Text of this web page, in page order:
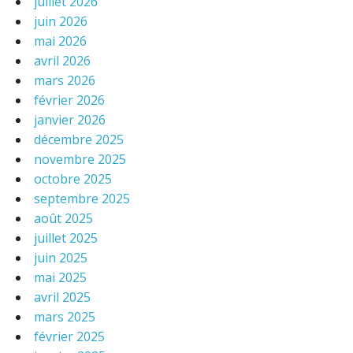
juin 2026
mai 2026
avril 2026
mars 2026
février 2026
janvier 2026
décembre 2025
novembre 2025
octobre 2025
septembre 2025
août 2025
juillet 2025
juin 2025
mai 2025
avril 2025
mars 2025
février 2025